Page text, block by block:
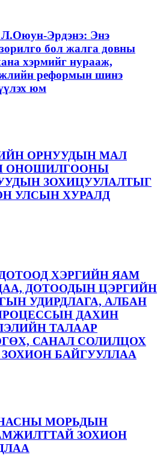
Л.Оюун-Эрдэнэ: Энэ
бол жалга довны
хэрмийг нурааж,
реформын шинэ
юм
ОРНУУДЫН МАЛ
ОНОШИЛГООНЫ
ЗОХИЦУУЛАЛТЫГ
УЛСЫН ХУРАЛД
ХЭРГИЙН ЯАМ
ДОТООДЫН ЦЭРГИЙН
УДИРДЛАГА, АЛБАН
ДАХИН
ТАЛААР
САНАЛ СОЛИЛЦОХ
БАЙГУУЛЛАА
НАСНЫ МОРЬДЫН
ЗОХИОН